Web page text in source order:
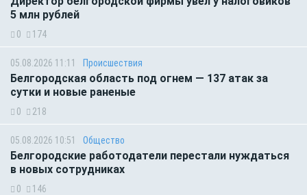
5 млн рублей
0 174
05.08.2026 11:11 Происшествия
Белгородская область под огнем — 137 атак за
сутки и новые раненые
0 218
05.08.2026 10:51 Общество
Белгородские работодатели перестали нуждаться
в новых сотрудниках
0 146